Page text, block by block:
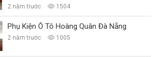
2 năm trước 1504
Phụ Kiện Ô Tô Hoàng Quân Đà Nẵng
2 năm trước 1005